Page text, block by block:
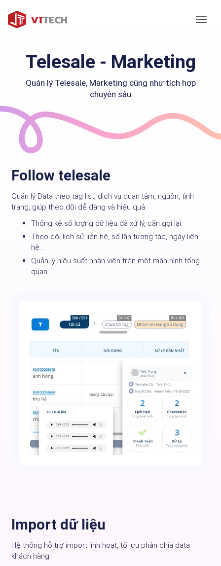
Telesale - Marketing
Quán lý Telesale, Marketing cũng như tích hợp
chuyên sâu
Follow telesale
Quản lý Data theo tag list, dịch vụ quan tâm, nguồn, tình
trạng, giúp theo dõi dễ dàng và hiệu quả
Thống kê số lượng dữ liệu đã xử lý, cần gọi lại.
Theo dõi lịch sử liên hệ, số lần tương tác, ngày liên
hệ...
Quản lý hiệu suất nhân viên trên một màn hình tổng
quan.
Import dữ liệu
Hệ thống hỗ trợ import linh hoạt, tối ưu phân chia data
khách hàng.